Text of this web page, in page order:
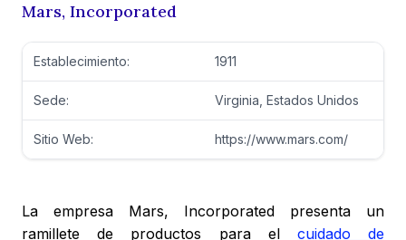
Mars, Incorporated
Establecimiento: 1911
Sede: Virginia, Estados Unidos
Sitio Web: https://www.mars.com/
La empresa Mars, Incorporated presenta un
ramillete de productos para el cuidado de